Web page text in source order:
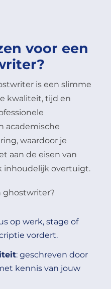
voor een
is een slimme
kwaliteit, tijd en
academische
waardoor je
aan de eisen van
inhoudelijk overtuigt.
ghostwriter?
op werk, stage of
vordert.
: geschreven door
kennis van jouw